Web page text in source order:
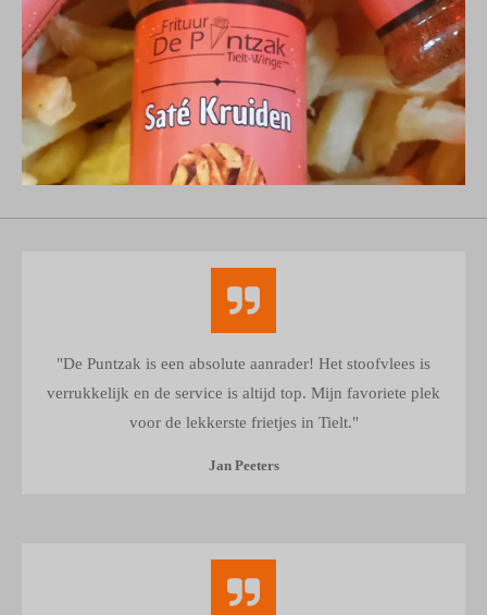
"De Puntzak is een absolute aanrader! Het stoofvlees is
verrukkelijk en de service is altijd top. Mijn favoriete plek
voor de lekkerste frietjes in Tielt."
Jan Peeters